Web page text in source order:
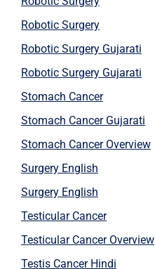
Robotic Surgery
Robotic Surgery Gujarati
Robotic Surgery Gujarati
Stomach Cancer
Stomach Cancer Gujarati
Stomach Cancer Overview
Surgery English
Surgery English
Testicular Cancer
Testicular Cancer Overview
Testis Cancer Hindi